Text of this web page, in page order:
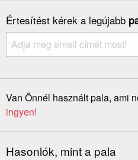
Értesítést kérek a legújabb
Van Önnél használt pala, ami
ingyen!
Hasonlók, mint a pala